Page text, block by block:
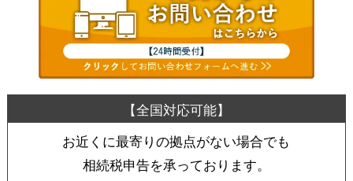
お近くに最寄りの拠点がない場合でも
相続税申告を承っております。